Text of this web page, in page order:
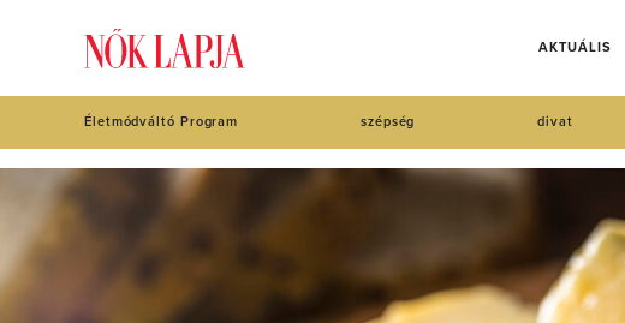
AKTUÁLIS
Életmódváltó Program szépség divat